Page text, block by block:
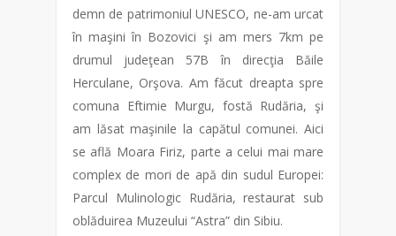
demn de patrimoniul UNESCO, ne-am urcat
în maşini în Bozovici şi am mers 7km pe
drumul judeţean 57B în direcţia Băile
Herculane, Orşova. Am făcut dreapta spre
comuna Eftimie Murgu, fostă Rudăria, şi
am lăsat maşinile la capătul comunei. Aici
se află Moara Firiz, parte a celui mai mare
complex de mori de apă din sudul Europei:
Parcul Mulinologic Rudăria, restaurat sub
oblăduirea Muzeului “Astra” din Sibiu.